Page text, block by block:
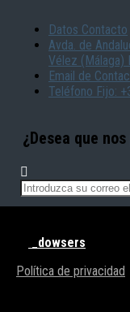
Datos Contacto
Avda. de
Vélez (Málaga)
Email de
Teléfono Fijo:
¿Desea que
_dowsers
Política de privacidad